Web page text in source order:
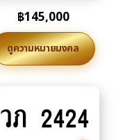
฿145,000
ดูความหมายมงคล
to
วภ 2424